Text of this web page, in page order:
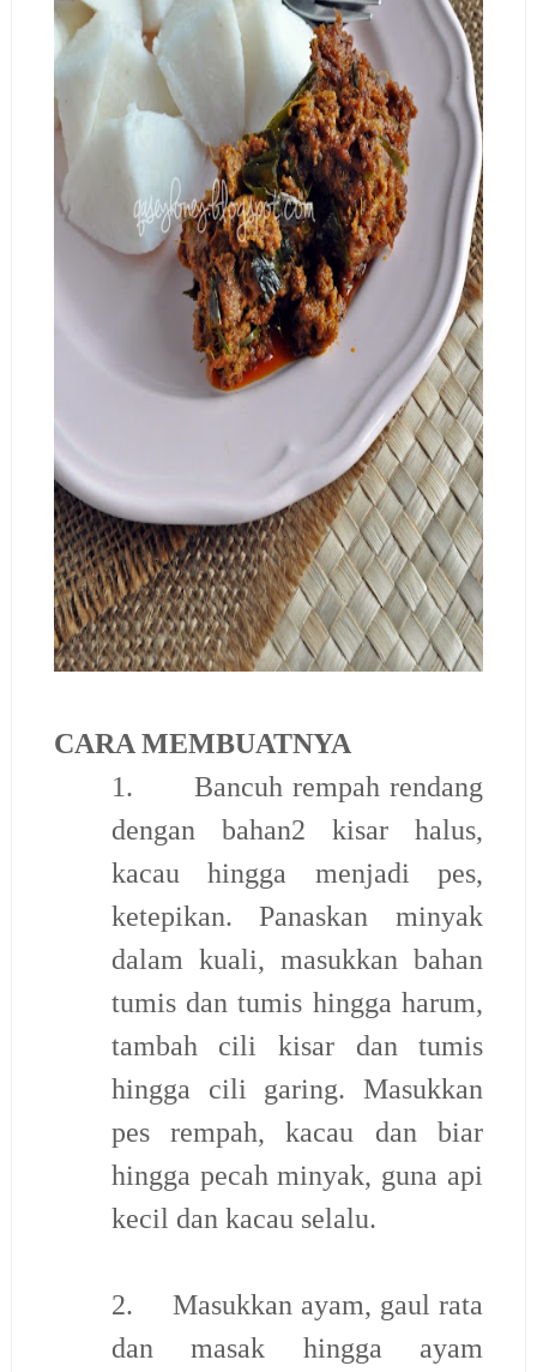
CARA MEMBUATNYA
1.
Bancuh rempah rendang
dengan bahan2 kisar halus,
kacau hingga menjadi pes,
ketepikan. Panaskan minyak
dalam kuali, masukkan bahan
tumis dan tumis hingga harum,
tambah cili kisar dan tumis
hingga cili garing. Masukkan
pes rempah, kacau dan biar
hingga pecah minyak, guna api
kecil dan kacau selalu.
2.
Masukkan ayam, gaul rata
dan masak hingga ayam